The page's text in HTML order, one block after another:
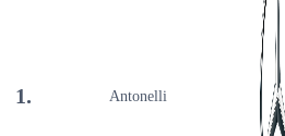
1. Antonelli